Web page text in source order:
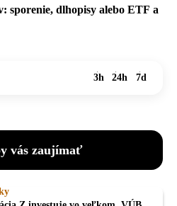
sporenie, dlhopisy alebo ETF a
3h 24h 7d
vás zaujímať